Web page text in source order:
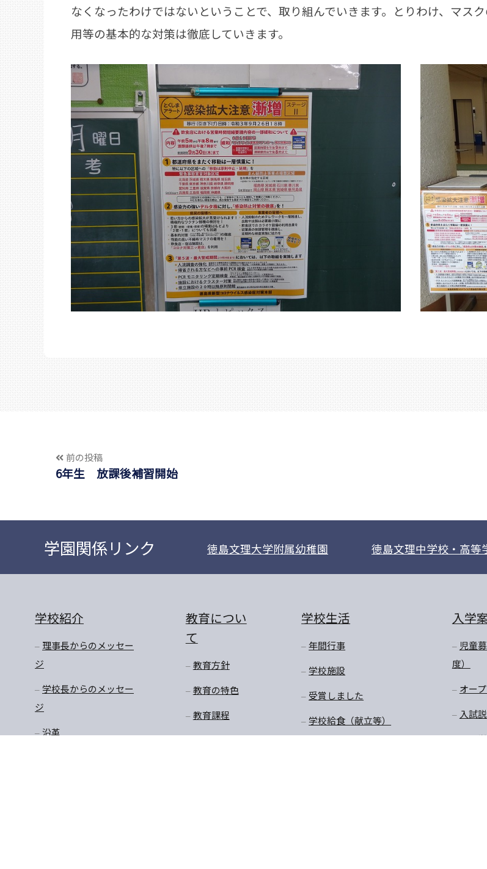
なくなったわけではないということで、取り組んでいきます。とりわけ、マス
用等の基本的な対策は徹底していきます。
前の投稿
6年生 放課後補習開始
学園関係リンク 徳島文理大学附属幼稚園 徳島文理中学校・高等
学校紹介
理事長からのメッセー
ジ
学校長からのメッセー
ジ
沿革
教育につい
て
教育方針
教育の特色
教育課程
学校生活
年間行事
学校施設
受賞しました
学校給食（献立等）
入学
児童
度）
オー
入試
転入